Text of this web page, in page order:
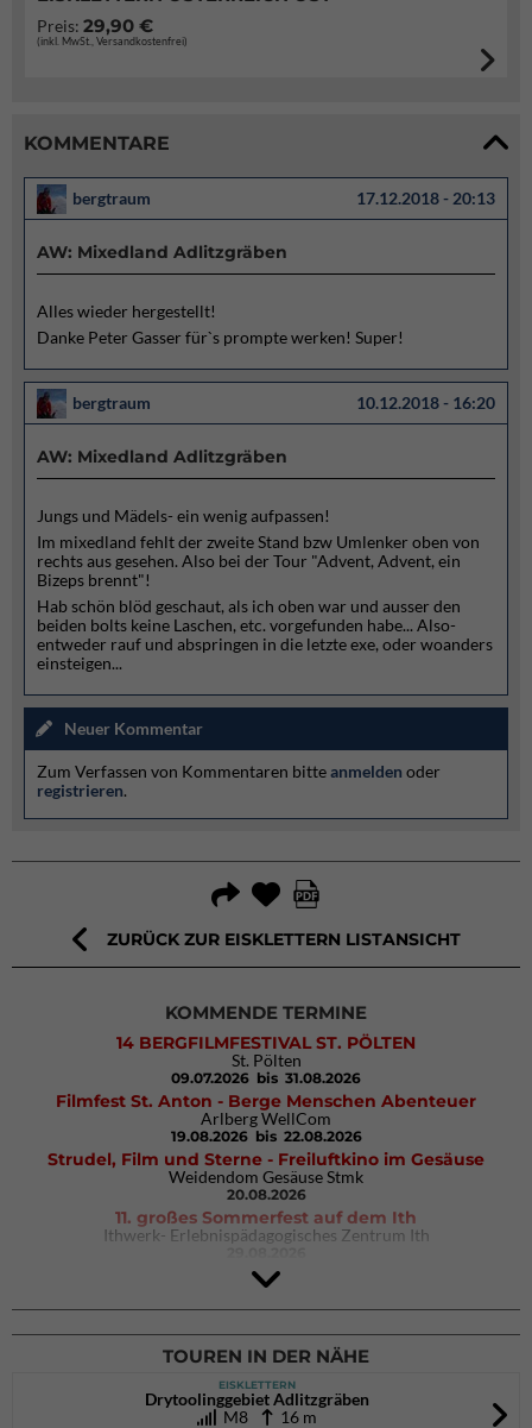
Preis: 29,90 €
(inkl. MwSt., Versandkostenfrei)
KOMMENTARE
bergtraum 17.12.2018 - 20:13
AW: Mixedland Adlitzgräben
Alles wieder hergestellt!
Danke Peter Gasser für`s prompte werken! Super!
bergtraum 10.12.2018 - 16:20
AW: Mixedland Adlitzgräben
Jungs und Mädels- ein wenig aufpassen!
Im mixedland fehlt der zweite Stand bzw Umlenker oben von
rechts aus gesehen. Also bei der Tour "Advent, Advent, ein
Bizeps brennt"!
Hab schön blöd geschaut, als ich oben war und ausser den
beiden bolts keine Laschen, etc. vorgefunden habe... Also-
entweder rauf und abspringen in die letzte exe, oder woanders
einsteigen...
Neuer Kommentar
Zum Verfassen von Kommentaren bitteanmelden oder
registrieren.
ZURÜCK ZUR EISKLETTERN LISTANSICHT
KOMMENDE TERMINE
14 BERGFILMFESTIVAL ST. PÖLTEN
St. Pölten
09.07.2026 bis 31.08.2026
Filmfest St. Anton - Berge Menschen Abenteuer
Arlberg WellCom
19.08.2026 bis 22.08.2026
Strudel, Film und Sterne - Freiluftkino im Gesäuse
Weidendom Gesäuse Stmk
20.08.2026
11. großes Sommerfest auf dem Ith
Ithwerk- Erlebnispädagogisches Zentrum Ith
Rock Master Arco
Arco (IT)
02.10.2026bis 04.10.2026
TOUREN IN DER NÄHE
EISKLETTERN
Drytoolinggebiet Adlitzgräben
M8
16 m